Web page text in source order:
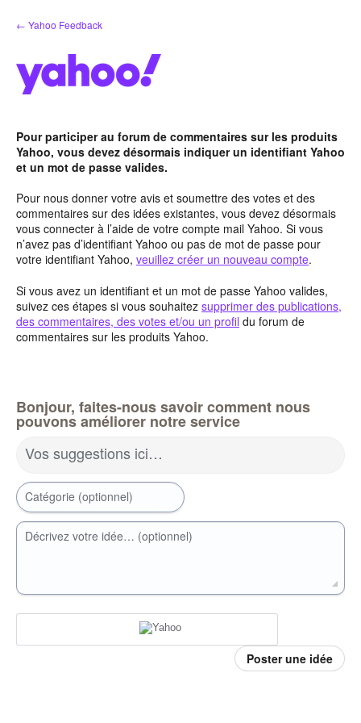
Aller
au
← Yahoo Feedback
Pour participer au forum de commentaires sur les produits
Yahoo, vous devez désormais indiquer un identifiant Yahoo
et un mot de passe valides.
Pour nous donner votre avis et soumettre des votes et des
commentaires sur des idées existantes, vous devez désormais
vous connecter à l’aide de votre compte mail Yahoo. Si vous
n’avez pas d’identifiant Yahoo ou pas de mot de passe pour
votre identifiant Yahoo, veuillez créer un nouveau compte.
Si vous avez un identifiant et un mot de passe Yahoo valides,
suivez ces étapes si vous souhaitez supprimer des publications,
des commentaires, des votes et/ou un profil du forum de
commentaires sur les produits Yahoo.
Bonjour, faites-nous savoir comment nous
pouvons améliorer notre service
Vos suggestions ici…
Catégorie (optionnel)
Décrivez votre idée… (optionnel)
Poster une idée